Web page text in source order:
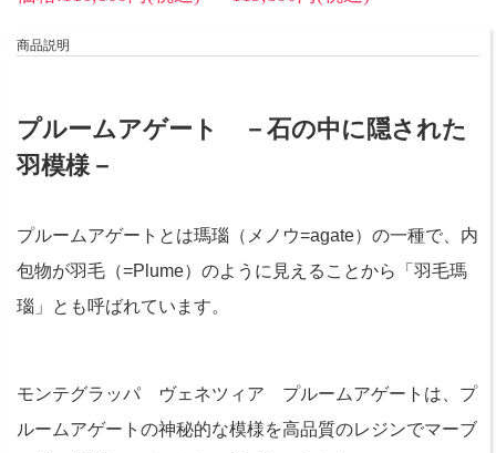
商品説明
プルームアゲート －石の中に隠された
羽模様－
プルームアゲートとは瑪瑙（メノウ=agate）の一種で、内
包物が羽毛（=Plume）のように見えることから「羽毛瑪
瑙」とも呼ばれています。
モンテグラッパ ヴェネツィア プルームアゲートは、プ
ルームアゲートの神秘的な模様を高品質のレジンでマーブ